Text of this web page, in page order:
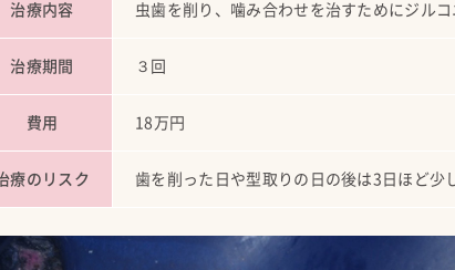
治療内容 虫歯を削り、噛み合わせを治すためにジル
治療期間 ３回
費用 18万円
療のリスク 歯を削った日や型取りの日の後は3日ほど少